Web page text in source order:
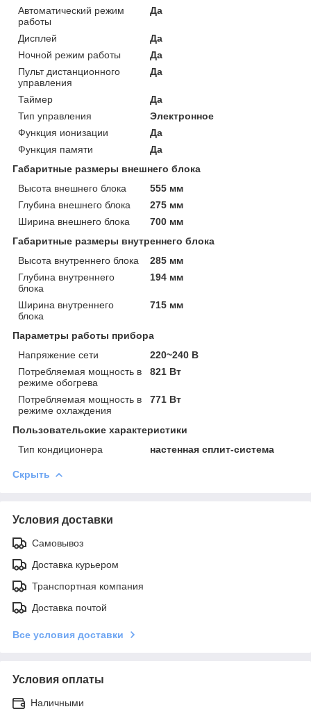
Автоматический режим
работы
Да
Дисплей
Да
Ночной режим работы
Да
Пульт дистанционного
управления
Да
Таймер
Да
Тип управления
Электронное
Функция ионизации
Да
Функция памяти
Да
Габаритные размеры внешнего блока
Высота внешнего блока
555 мм
Глубина внешнего блока
275 мм
Ширина внешнего блока
700 мм
Габаритные размеры внутреннего блока
Высота внутреннего блока
285 мм
Глубина внутреннего
блока
194 мм
Ширина внутреннего
блока
715 мм
Параметры работы прибора
Напряжение сети
220~240 В
Потребляемая мощность в
режиме обогрева
821 Вт
Потребляемая мощность в
режиме охлаждения
771 Вт
Пользовательские характеристики
Тип кондиционера
настенная сплит-система
Скрыть
Условия доставки
Самовывоз
Доставка курьером
Транспортная компания
Доставка почтой
Все условия доставки
Условия оплаты
Наличными